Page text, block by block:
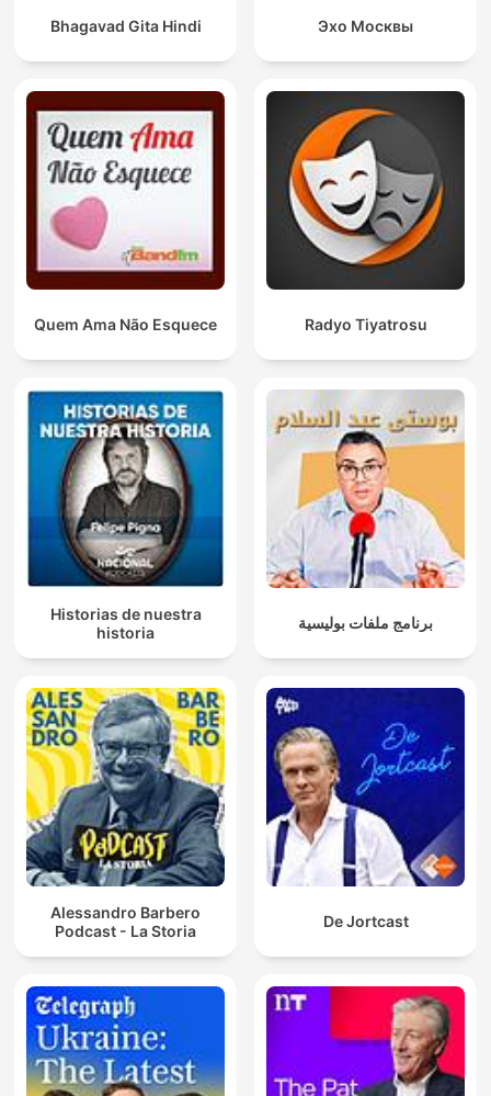
Bhagavad Gita Hindi Эхо Москвы
Quem Ama Não Esquece Radyo Tiyatrosu
Historias de nuestra
historia
برنامج ملفات بوليسية
Alessandro Barbero
Podcast - La Storia
De Jortcast